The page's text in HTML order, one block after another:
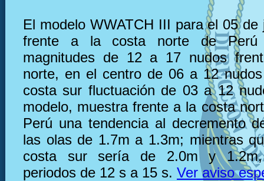
El modelo WWATCH III para el 05 de
frente a la costa norte de Perú
magnitudes de 12 a 17 nudos
norte, en el centro de 06 a 12
costa sur fluctuación de 03 a 12
modelo, muestra frente a la costa
Perú una tendencia al decremento
las olas de 1.7m a 1.3m; mientras
costa sur sería de 2.0m y
periodos de 12 s a 15 s. Ver aviso